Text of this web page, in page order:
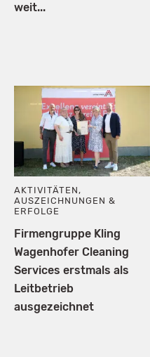
weit...
AKTIVITÄTEN,
AUSZEICHNUNGEN &
ERFOLGE
Firmengruppe Kling
Wagenhofer Cleaning
Services erstmals als
Leitbetrieb
ausgezeichnet